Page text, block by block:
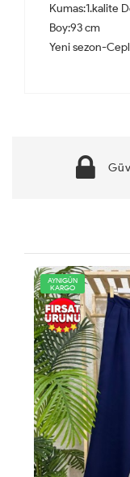
Kumas‌:1.kalite
Boy:93 cm
Yeni sezon-
AYNIGÜN
KARGO